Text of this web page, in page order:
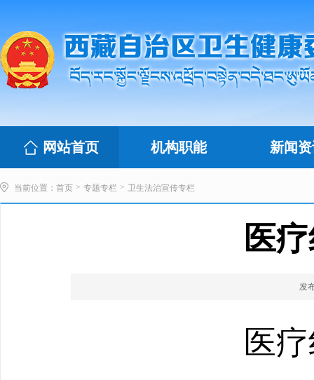
网站首页 机构职能 新闻
当前位置： 首页 > 专题专栏 > 卫生法治宣传专栏
医
发
医